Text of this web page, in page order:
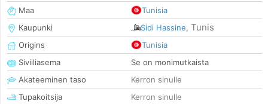
Maa
Tunisia
Kaupunki
Sidi Hassine, Tunis
Origins
Tunisia
Siviiliasema
Se on monimutkaista
Akateeminen taso
Kerron sinulle
Tupakoitsija
Kerron sinulle